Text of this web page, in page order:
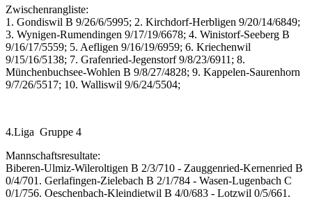
Zwischenrangliste:
1. Gondiswil B 9/26/6/5995; 2. Kirchdorf-Herbligen 9/20/14/6849;
3. Wynigen-Rumendingen 9/17/19/6678; 4. Winistorf-Seeberg B
9/16/17/5559; 5. Aefligen 9/16/19/6959; 6. Kriechenwil
9/15/16/5138; 7. Grafenried-Jegenstorf 9/8/23/6911; 8.
Münchenbuchsee-Wohlen B 9/8/27/4828; 9. Kappelen-Saurenhorn
9/7/26/5517; 10. Walliswil 9/6/24/5504;
4.Liga Gruppe 4
Mannschaftsresultate:
Biberen-Ulmiz-Wileroltigen B 2/3/710 - Zauggenried-Kernenried B
0/4/701. Gerlafingen-Zielebach B 2/1/784 - Wasen-Lugenbach C
0/1/756. Oeschenbach-Kleindietwil B 4/0/683 - Lotzwil 0/5/661.